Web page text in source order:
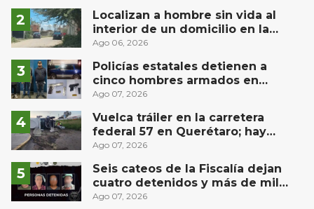
Localizan a hombre sin vida al
interior de un domicilio en la
comunidad El Rodeo, San Juan del
Ago 06, 2026
Policías estatales detienen a
cinco hombres armados en
Puebla capital
Ago 07, 2026
Vuelca tráiler en la carretera
federal 57 en Querétaro; hay
derrame de combustible
Ago 07, 2026
Seis cateos de la Fiscalía dejan
cuatro detenidos y más de mil
dosis aseguradas en Querétaro
Ago 07, 2026